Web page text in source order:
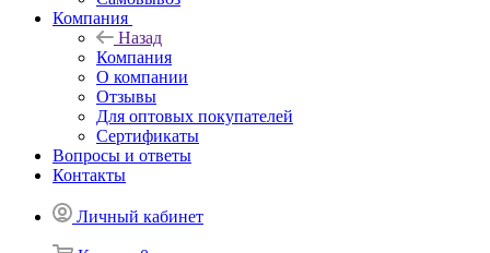
Компания
Назад
Компания
О компании
Отзывы
Для оптовых покупателей
Сертификаты
Вопросы и ответы
Контакты
Личный кабинет